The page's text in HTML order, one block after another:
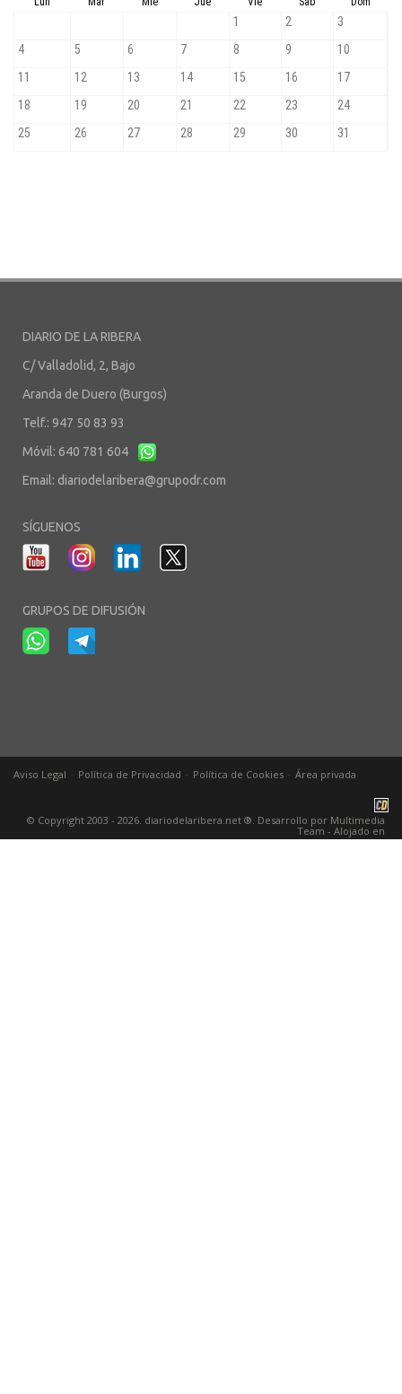
DIARIO DE LA RIBERA
C/ Valladolid, 2, Bajo
Aranda de Duero (Burgos)
Telf.: 947 50 83 93
Móvil: 640 781 604
Email: diariodelaribera@grupodr.com
SÍGUENOS
GRUPOS DE DIFUSIÓN
Aviso Legal Política de Privacidad Política de Cookies Área privada
© Copyright 2003 - 2026. diariodelaribera.net ®. Desarrollo por Multimedia
Team - Alojado en